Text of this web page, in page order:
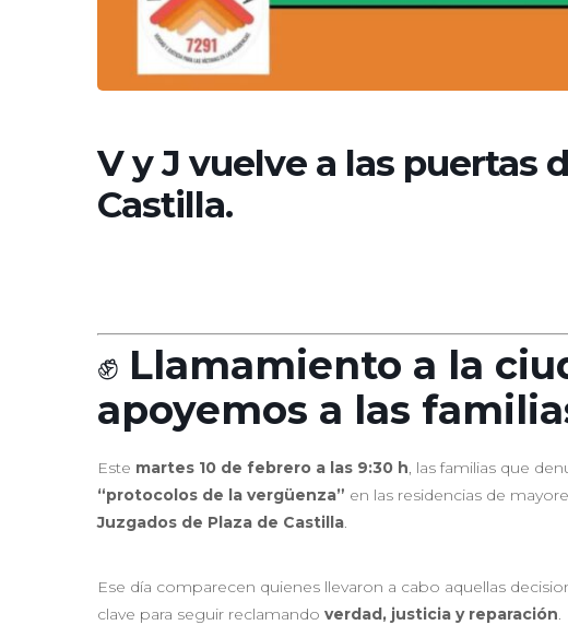
V y J vuelve a las puertas
Castilla.
✊ Llamamiento a la
apoyemos a las
Este martes 10 de febrero a las 9:30 h, las familias que
“protocolos de la vergüenza” en las residencias de
Juzgados de Plaza de Castilla.
Ese día comparecen quienes llevaron a cabo aquellas
clave para seguir reclamando verdad, justicia y reparación.